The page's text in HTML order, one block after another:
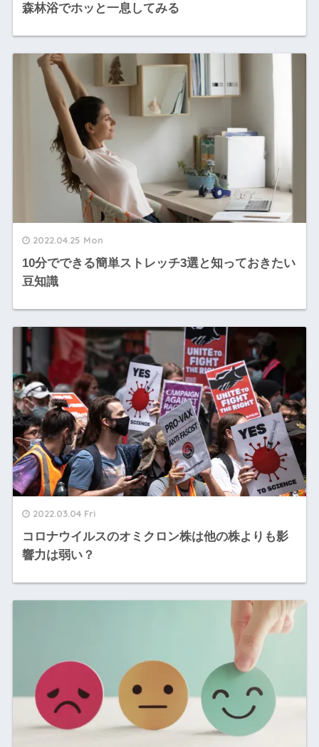
森林浴でホッと一息してみる
2022.04.25 Mon
10分でできる簡単ストレッチ3選と知っておきたい
豆知識
2022.03.04 Fri
コロナウイルスのオミクロン株は他の株よりも影
響力は弱い？